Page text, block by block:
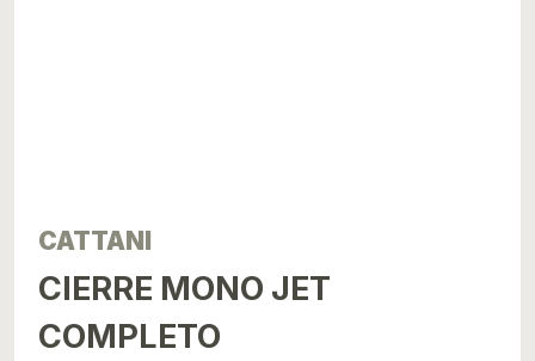
CATTANI
CIERRE MONO JET
COMPLETO